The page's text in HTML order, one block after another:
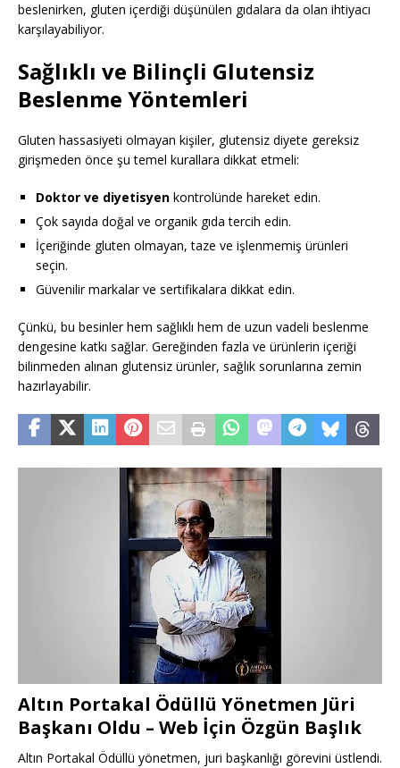
beslenirken, gluten içerdiği düşünülen gıdalara da olan ihtiyacı
karşılayabiliyor.
Sağlıklı ve Bilinçli Glutensiz
Beslenme Yöntemleri
Gluten hassasiyeti olmayan kişiler, glutensiz diyete gereksiz
girişmeden önce şu temel kurallara dikkat etmeli:
Doktor ve diyetisyen kontrolünde hareket edin.
Çok sayıda doğal ve organik gıda tercih edin.
İçeriğinde gluten olmayan, taze ve işlenmemiş ürünleri
seçin.
Güvenilir markalar ve sertifikalara dikkat edin.
Çünkü, bu besinler hem sağlıklı hem de uzun vadeli beslenme
dengesine katkı sağlar. Gereğinden fazla ve ürünlerin içeriği
bilinmeden alınan glutensiz ürünler, sağlık sorunlarına zemin
hazırlayabilir.
Altın Portakal Ödüllü Yönetmen Jüri
Başkanı Oldu – Web İçin Özgün Başlık
Altın Portakal Ödüllü yönetmen, juri başkanlığı görevini üstlendi.